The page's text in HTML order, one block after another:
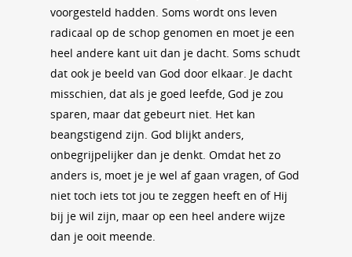
voorgesteld hadden. Soms wordt ons leven
radicaal op de schop genomen en moet je een
heel andere kant uit dan je dacht. Soms schudt
dat ook je beeld van God door elkaar. Je dacht
misschien, dat als je goed leefde, God je zou
sparen, maar dat gebeurt niet. Het kan
beangstigend zijn. God blijkt anders,
onbegrijpelijker dan je denkt. Omdat het zo
anders is, moet je je wel af gaan vragen, of God
niet toch iets tot jou te zeggen heeft en of Hij
bij je wil zijn, maar op een heel andere wijze
dan je ooit meende.